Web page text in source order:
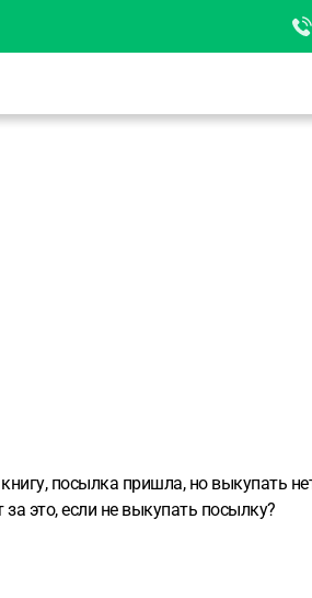
посылка пришла, но выкупать
это, если не выкупать посылку?